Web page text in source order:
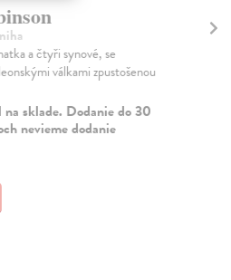
a čtyři synové, se
válkami zpustošenou
sklade. Dodanie do 30
nevieme dodanie